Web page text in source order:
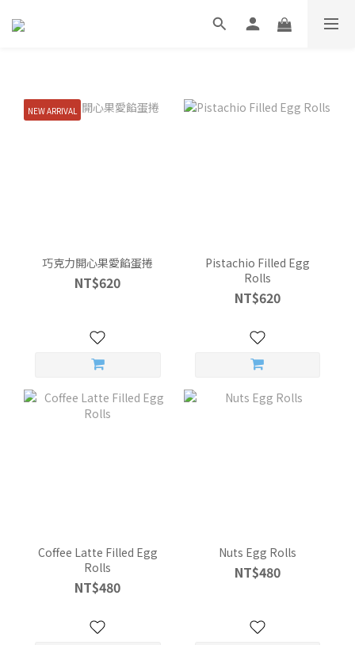
NEW ARRIVAL
巧克力開心果愛餡蛋捲
NT$620
Pistachio Filled Egg
Rolls
NT$620
Coffee Latte Filled Egg
Rolls
NT$480
Nuts Egg Rolls
NT$480